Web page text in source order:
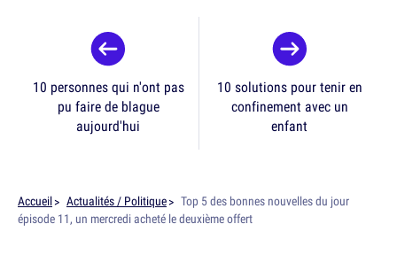
10 personnes qui n'ont pas
pu faire de blague
aujourd'hui
10 solutions pour tenir en
confinement avec un
enfant
Accueil Actualités / Politique
Top 5 des bonnes nouvelles du jour
épisode 11, un mercredi acheté le deuxième offert